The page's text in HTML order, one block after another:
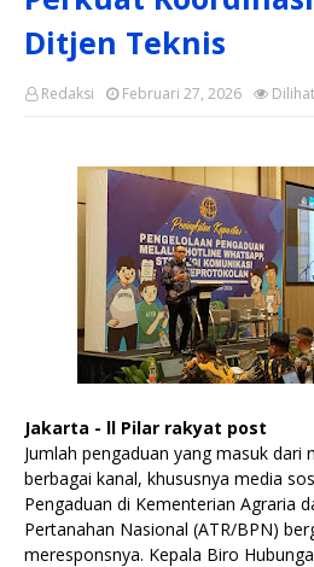
Ditjen Teknis
Redaksi Dilihat
Februari 27, 2026
Jakarta - ll Pilar rakyat post
Jumlah pengaduan yang masuk dari
berbagai kanal, khususnya media
Pengaduan di Kementerian Agraria
Pertanahan Nasional (ATR/BPN)
meresponsnya. Kepala Biro